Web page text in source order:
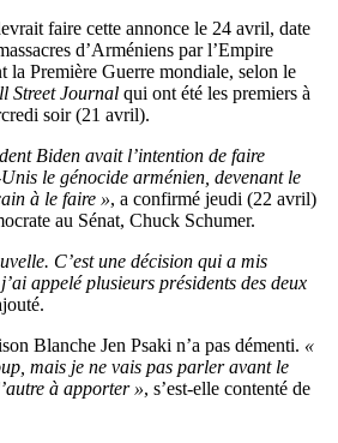
faire cette annonce le 24 avril, date
d’Arméniens par l’Empire
la Première Guerre mondiale, selon le
Street Journal qui ont été les premiers à
soir (21 avril).
Biden avait l’intention de faire
le génocide arménien, devenant le
à le faire », a confirmé jeudi (22 avril)
au Sénat, Chuck Schumer.
C’est une décision qui a mis
appelé plusieurs présidents des deux
Blanche Jen Psaki n’a pas démenti. «
mais je ne vais pas parler avant le
à apporter », s’est-elle contenté de